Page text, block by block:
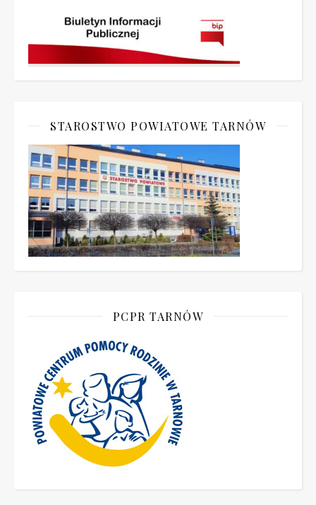
STAROSTWO POWIATOWE TARNÓW
PCPR TARNÓW